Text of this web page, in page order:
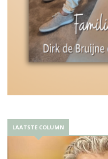
LAATSTE COLUMN